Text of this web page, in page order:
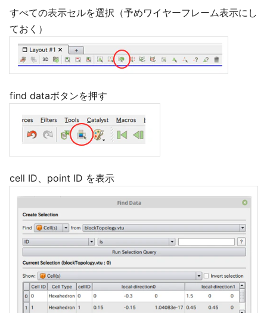
すべての表示セルを選択（予めワイヤーフレーム表示にし
ておく）
find dataボタンを押す
cell ID、point ID を表示